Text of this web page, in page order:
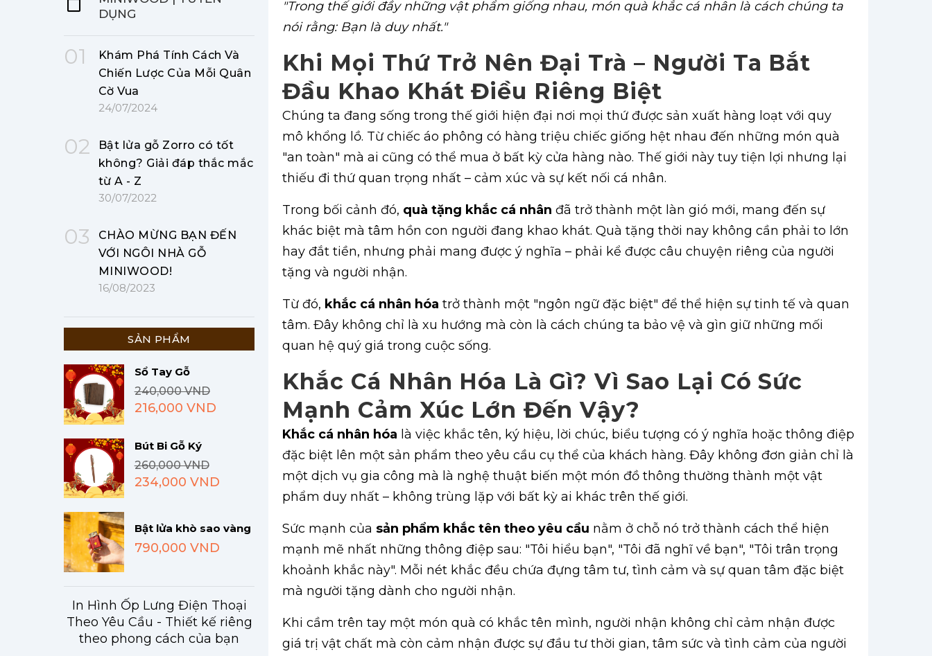
DỤNG
01
Khám Phá Tính Cách Và
Chiến Lược Của Mỗi Quân
Cờ Vua
24/07/2024
02
Bật lửa gỗ Zorro có tốt
không? Giải đáp thắc mắc
từ A - Z
30/07/2022
03
CHÀO MỪNG BẠN ĐẾN
VỚI NGÔI NHÀ GỖ
MINIWOOD!
16/08/2023
SẢN PHẨM
Sổ Tay Gỗ
240,000 VND
216,000 VND
Bút Bi Gỗ Ký
260,000 VND
234,000 VND
Bật lửa khò sao vàng
790,000 VND
In Hình Ốp Lưng Điện Thoại
Theo Yêu Cầu - Thiết kế riêng
theo phong cách của bạn
"Trong thế giới đầy những vật phẩm giống nhau, món quà khắc cá nhân là cách chúng ta
nói rằng: Bạn là duy nhất."
Khi Mọi Thứ Trở Nên Đại Trà – Người Ta Bắt
Đầu Khao Khát Điều Riêng Biệt
Chúng ta đang sống trong thế giới hiện đại nơi mọi thứ được sản xuất hàng loạt với quy
mô khổng lồ. Từ chiếc áo phông có hàng triệu chiếc giống hệt nhau đến những món quà
"an toàn" mà ai cũng có thể mua ở bất kỳ cửa hàng nào. Thế giới này tuy tiện lợi nhưng lại
thiếu đi thứ quan trọng nhất – cảm xúc và sự kết nối cá nhân.
Trong bối cảnh đó, quà tặng khắc cá nhân đã trở thành một làn gió mới, mang đến sự
khác biệt mà tâm hồn con người đang khao khát. Quà tặng thời nay không cần phải to lớn
hay đắt tiền, nhưng phải mang được ý nghĩa – phải kể được câu chuyện riêng của người
tặng và người nhận.
Từ đó, khắc cá nhân hóa trở thành một "ngôn ngữ đặc biệt" để thể hiện sự tinh tế và quan
tâm. Đây không chỉ là xu hướng mà còn là cách chúng ta bảo vệ và gìn giữ những mối
quan hệ quý giá trong cuộc sống.
Khắc Cá Nhân Hóa Là Gì? Vì Sao Lại Có Sức
Mạnh Cảm Xúc Lớn Đến Vậy?
Khắc cá nhân hóa là việc khắc tên, ký hiệu, lời chúc, biểu tượng có ý nghĩa hoặc thông điệp
đặc biệt lên một sản phẩm theo yêu cầu cụ thể của khách hàng. Đây không đơn giản chỉ là
một dịch vụ gia công mà là nghệ thuật biến một món đồ thông thường thành một vật
phẩm duy nhất – không trùng lặp với bất kỳ ai khác trên thế giới.
Sức mạnh của sản phẩm khắc tên theo yêu cầu nằm ở chỗ nó trở thành cách thể hiện
mạnh mẽ nhất những thông điệp sau: "Tôi hiểu bạn", "Tôi đã nghĩ về bạn", "Tôi trân trọng
khoảnh khắc này". Mỗi nét khắc đều chứa đựng tâm tư, tình cảm và sự quan tâm đặc biệt
mà người tặng dành cho người nhận.
Khi cầm trên tay một món quà có khắc tên mình, người nhận không chỉ cảm nhận được
giá trị vật chất mà còn cảm nhận được sự đầu tư thời gian, tâm sức và tình cảm của người